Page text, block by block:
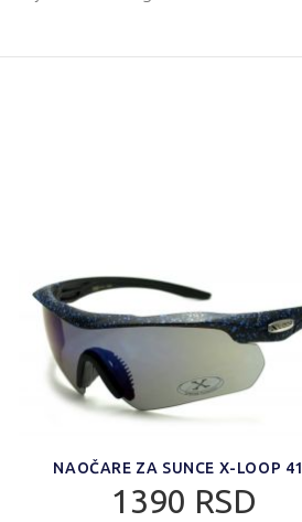
NAOČARE ZA SUNCE X-LOOP
1390 RSD